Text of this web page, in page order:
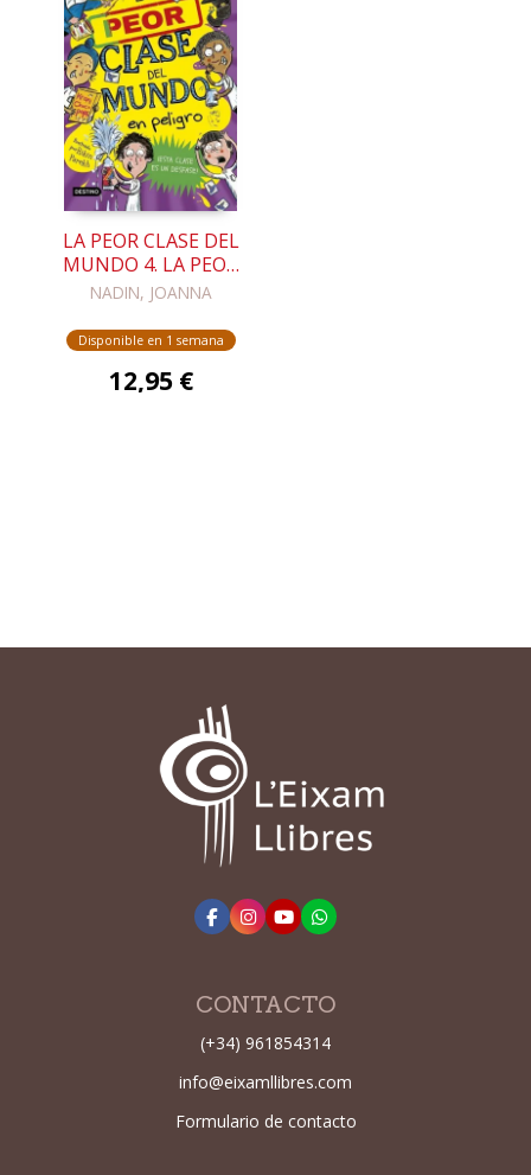
LA PEOR CLASE DEL
MUNDO 4. LA PEOR
CLASE DEL MUNDO
NADIN, JOANNA
Disponible en 1 semana
12,95 €
CONTACTO
(+34) 961854314
info@eixamllibres.com
Formulario de contacto